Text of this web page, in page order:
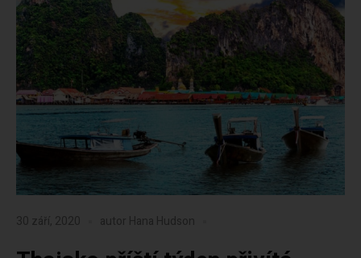
30 září, 2020 autor Hana Hudson